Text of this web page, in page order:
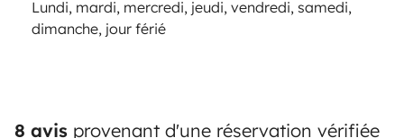
Lundi, mardi, mercredi, jeudi, vendredi, samedi,
dimanche, jour férié
8 avis provenant d'une réservation vérifiée